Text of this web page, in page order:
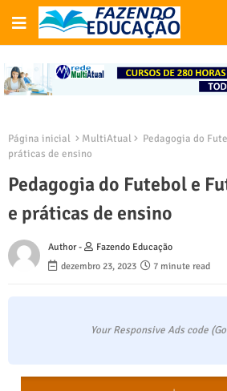
Página inicial MultiAtual
Pedagogia do
práticas de ensino
Pedagogia do Futebol e
e práticas de ensino
Author -
Fazendo Educação
dezembro 23, 2023
7 minute read
Your Responsive Ads code